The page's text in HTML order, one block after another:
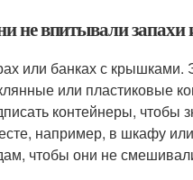
не впитывали запахи
или банках с крышками.
или пластиковые
контейнеры, чтобы
например, в шкафу
чтобы они не